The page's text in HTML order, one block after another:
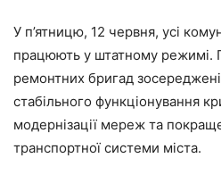
У п’ятницю, 12 червня, усі
працюють у штатному режимі.
ремонтних бригад
стабільного функціонування
модернізації мереж та
транспортної системи міста.